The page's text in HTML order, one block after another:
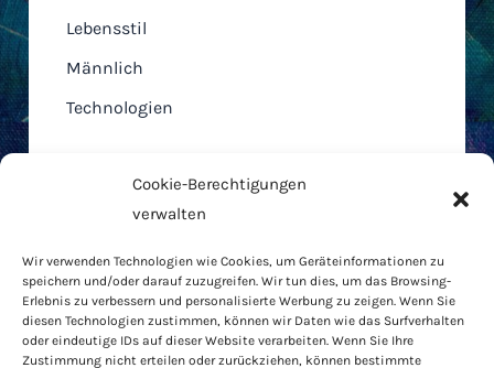
Cookie-Berechtigungen
verwalten
Wir verwenden Technologien wie Cookies, um Geräteinformationen zu
speichern und/oder darauf zuzugreifen. Wir tun dies, um das Browsing-
Erlebnis zu verbessern und personalisierte Werbung zu zeigen. Wenn Sie
diesen Technologien zustimmen, können wir Daten wie das Surfverhalten
oder eindeutige IDs auf dieser Website verarbeiten. Wenn Sie Ihre
Zustimmung nicht erteilen oder zurückziehen, können bestimmte
Lebensstil
Männlich
Technologien
AGB
Cookie-Richtlinie
Datenschutzbestimmungen
RODO